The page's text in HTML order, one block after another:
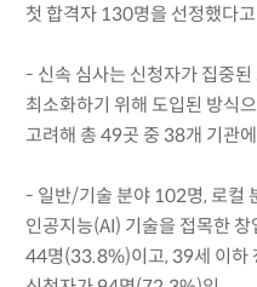
첫 합격자 130명을 선정했다
- 신속 심사는 신청자가 집중
최소화하기 위해 도입된 방식
고려해 총 49곳 중 38개 기관
- 일반/기술 분야 102명, 로컬
인공지능(AI) 기술을 접목한
44명(33.8%)이고, 39세 이하